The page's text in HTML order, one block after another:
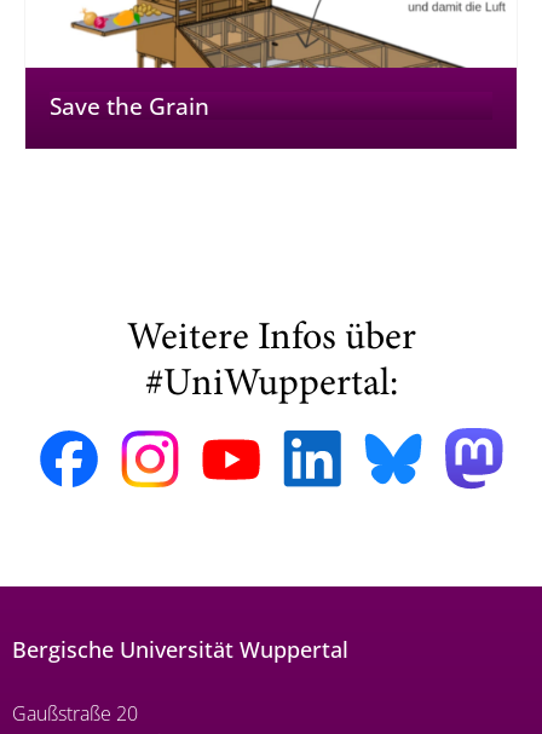
Save the Grain
Weitere Infos über
#UniWuppertal:
Bergische Universität Wuppertal
Gaußstraße 20